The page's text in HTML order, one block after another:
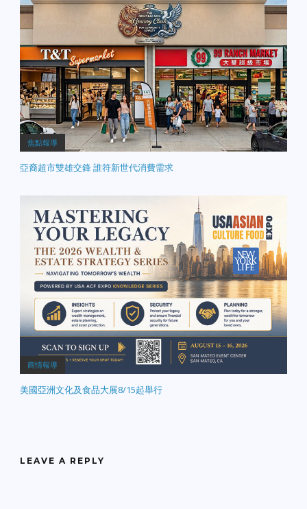
焦點報導
亞裔超市雙雄交鋒 誰符新世代消費需求
商情報導
美國亞洲文化及食品大展8/15起舉行
LEAVE A REPLY